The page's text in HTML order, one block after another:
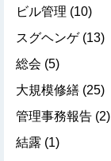
ビル管理 (10)
スグヘンゲ(13)
総会 (5)
大規模修繕 (25)
管理事務報告 (2)
結露 (1)